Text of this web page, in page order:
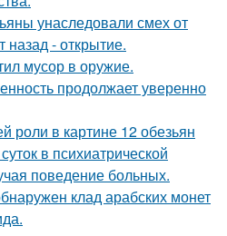
унаследовали смех от
назад - открытие.
мусор в оружие.
продолжает уверенно
роли в картине 12 обезьян
в психиатрической
поведение больных.
клад арабских монет